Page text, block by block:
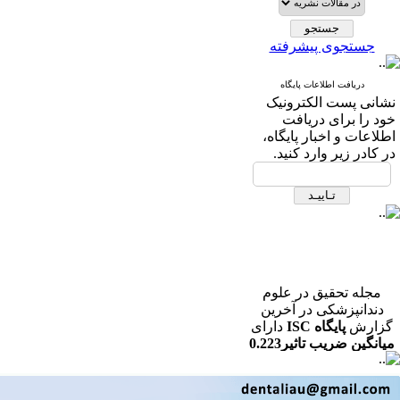
جستجوی پیشرفته
دریافت اطلاعات پایگاه
نشانی پست الکترونیک
خود را برای دریافت
اطلاعات و اخبار پایگاه،
در کادر زیر وارد کنید.
مجله تحقیق در علوم
دندانپزشکی در آخرین
گزارش پایگاه ISC
دارای
میانگین ضریب تاثیر0.223
در رشته دندانپزشکی می
باشد.